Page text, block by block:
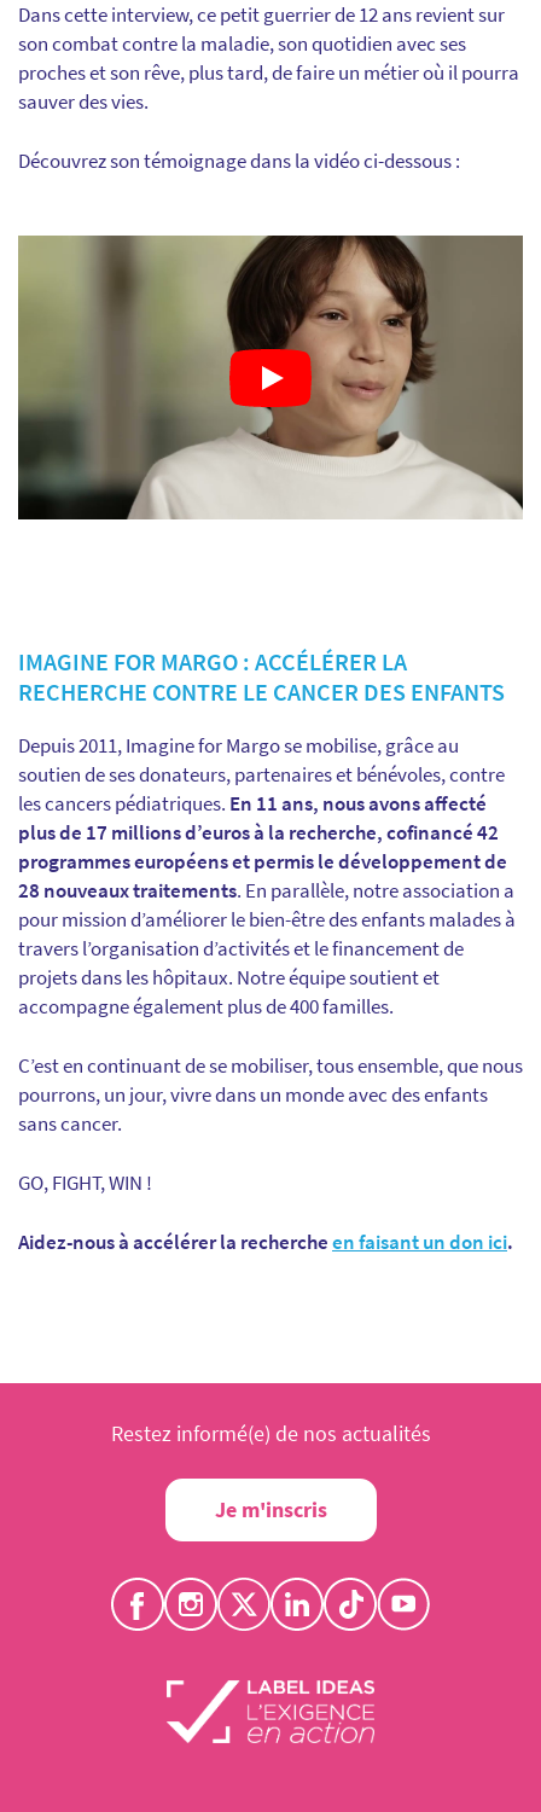
Dans cette interview, ce petit guerrier de 12 ans revient sur
son combat contre la maladie, son quotidien avec ses
proches et son rêve, plus tard, de faire un métier où il pourra
sauver des vies.
Découvrez son témoignage dans la vidéo ci-dessous :
IMAGINE FOR MARGO : ACCÉLÉRER LA
RECHERCHE CONTRE LE CANCER DES ENFANTS
Depuis 2011, Imagine for Margo se mobilise, grâce au
soutien de ses donateurs, partenaires et bénévoles, contre
les cancers pédiatriques. En 11 ans, nous avons affecté
plus de 17 millions d’euros à la recherche, cofinancé 42
programmes européens et permis le développement de
28 nouveaux traitements. En parallèle, notre association a
pour mission d’améliorer le bien-être des enfants malades à
travers l’organisation d’activités et le financement de
projets dans les hôpitaux. Notre équipe soutient et
accompagne également plus de 400 familles.
C’est en continuant de se mobiliser, tous ensemble, que nous
pourrons, un jour, vivre dans un monde avec des enfants
sans cancer.
GO, FIGHT, WIN !
Aidez-nous à accélérer la rechercheen faisant un don ici.
Restez informé(e) de nos actualités
Je m'inscris